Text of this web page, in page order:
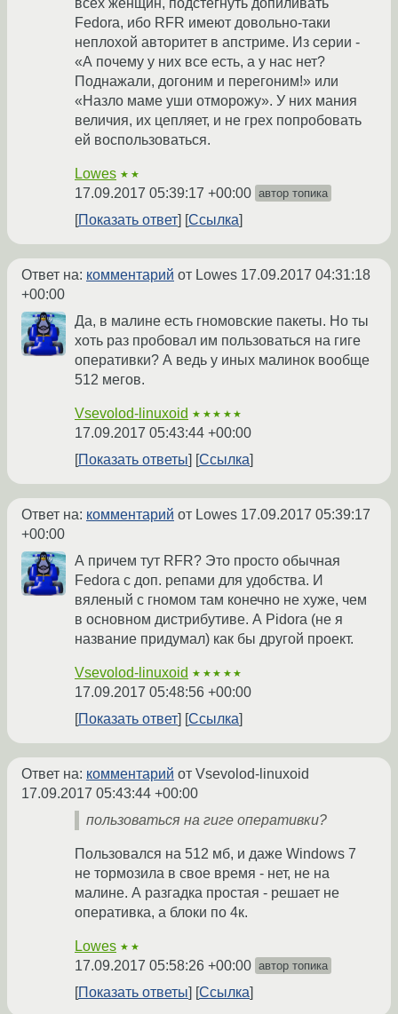
всех женщин, подстегнуть допиливать
Fedora, ибо RFR имеют довольно-таки
неплохой авторитет в апстриме. Из серии -
«А почему у них все есть, а у нас нет?
Поднажали, догоним и перегоним!» или
«Назло маме уши отморожу». У них мания
величия, их цепляет, и не грех попробовать
ей воспользоваться.
Lowes ★★
17.09.2017 05:39:17 +00:00 автор топика
Показать ответ Ссылка
Ответ на: комментарий от Lowes 17.09.2017 04:31:18
+00:00
Да, в малине есть гномовские пакеты. Но ты
хоть раз пробовал им пользоваться на гиге
оперативки? А ведь у иных малинок вообще
512 мегов.
Vsevolod-linuxoid ★★★★★
17.09.2017 05:43:44 +00:00
Показать ответы
Ссылка
Ответ на: комментарий от Lowes 17.09.2017 05:39:17
+00:00
А причем тут RFR? Это просто обычная
Fedora с доп. репами для удобства. И
вяленый с гномом там конечно не хуже, чем
в основном дистрибутиве. А Pidora (не я
название придумал) как бы другой проект.
Vsevolod-linuxoid ★★★★★
17.09.2017 05:48:56 +00:00
Показать ответ
Ссылка
Ответ на: комментарий от Vsevolod-linuxoid
17.09.2017 05:43:44 +00:00
пользоваться на гиге оперативки?
Пользовался на 512 мб, и даже Windows 7
не тормозила в свое время - нет, не на
малине. А разгадка простая - решает не
оперативка, а блоки по 4к.
Lowes ★★
17.09.2017 05:58:26 +00:00 автор топика
Показать ответы Ссылка